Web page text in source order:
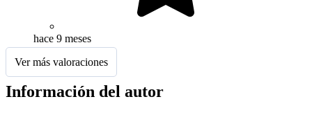
hace 9 meses
Ver más valoraciones
Información del autor